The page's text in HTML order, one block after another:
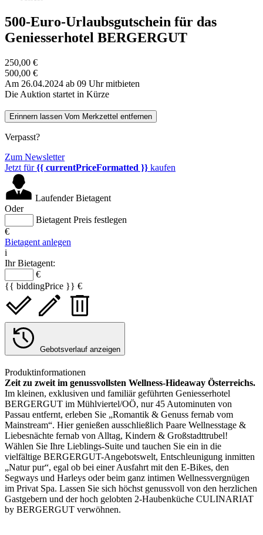
500-Euro-Urlaubsgutschein für das
Geniesserhotel BERGERGUT
250,00 €
500,00 €
Am 26.04.2024 ab 09 Uhr mitbieten
Die Auktion startet in Kürze
Erinnern lassen Vom Merkzettel entfernen
Verpasst?
Zum Newsletter
Jetzt für{{ currentPriceFormatted }} kaufen
Laufender Bietagent
Oder
Bietagent Preis festlegen
€
Bietagent anlegen
i
Ihr Bietagent:
€
{{ biddingPrice }} €
Gebotsverlauf anzeigen
Produktinformationen
Zeit zu zweit im genussvollsten Wellness-Hideaway Österreichs.
Im kleinen, exklusiven und familiär geführten Geniesserhotel
BERGERGUT im Mühlviertel/OÖ, nur 45 Autominuten von
Passau entfernt, erleben Sie „Romantik & Genuss fernab vom
Mainstream“. Hier genießen ausschließlich Paare Wellnesstage &
Liebesnächte fernab von Alltag, Kindern & Großstadttrubel!
Wählen Sie Ihre Lieblings-Suite und tauchen Sie ein in die
vielfältige BERGERGUT-Angebotswelt, Entschleunigung inmitten
„Natur pur“, egal ob bei einer Ausfahrt mit den E-Bikes, den
Segways und Harleys oder beim ganz intimen Wellnessvergnügen
im Privat Spa. Lassen Sie sich höchst genussvoll von den herzlichen
Gastgebern und der hoch gelobten 2-Haubenküche CULINARIAT
by BERGERGUT verwöhnen.